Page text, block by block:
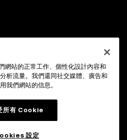
網站的正常工作、個性化設計內容和
析流量。我們還同社交媒體、廣告和
我們網站的信息。
所有 Cookie
設定